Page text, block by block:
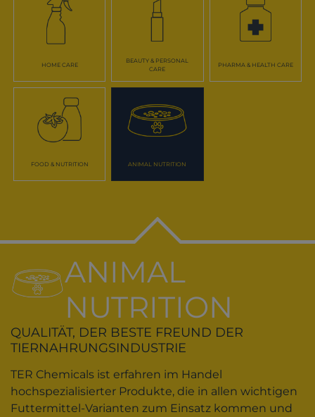
HOME CARE
BEAUTY & PERSONAL
CARE
PHARMA & HEALTH CARE
FOOD & NUTRITION ANIMAL NUTRITION
ANIMAL
NUTRITION
QUALITÄT, DER BESTE FREUND DER
TIERNAHRUNGSINDUSTRIE
TER Chemicals ist erfahren im Handel
hochspezialisierter Produkte, die in allen wichtigen
Futtermittel-Varianten zum Einsatz kommen und